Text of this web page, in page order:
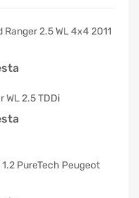
2.5 WL 4x4 2011
WL 2.5 TDDi
PureTech Peugeot